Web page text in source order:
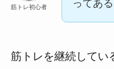
筋トレ初心者
ってある
筋トレを継続してい